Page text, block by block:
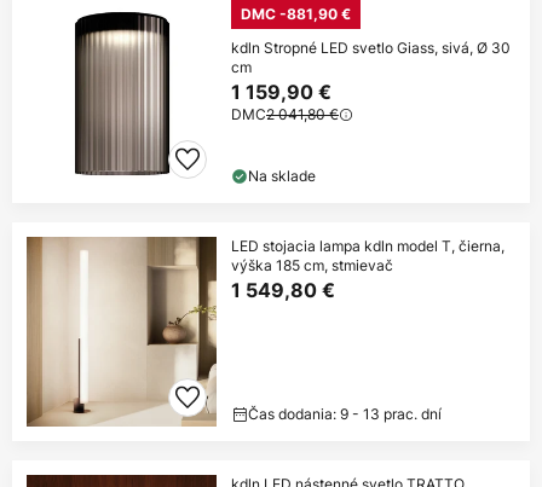
DMC -881,90 €
kdln Stropné LED svetlo Giass, sivá, Ø 30
cm
1 159,90 €
DMC2 041,80 €
Na sklade
LED stojacia lampa kdln model T, čierna,
výška 185 cm, stmievač
1 549,80 €
Čas dodania: 9 - 13 prac. dní